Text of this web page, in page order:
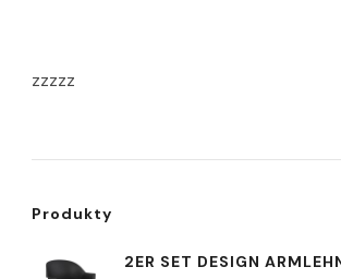
zzzzz
Produkty
2ER SET DESIGN